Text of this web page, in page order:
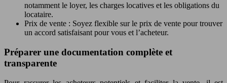
notamment le loyer, les charges locatives et les obligations du
locataire.
Prix de vente : Soyez flexible sur le prix de vente pour trouver
un accord satisfaisant pour vous et l’acheteur.
Préparer une documentation complète et
transparente